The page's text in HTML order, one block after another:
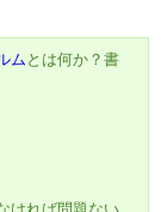
ム とは何か？書